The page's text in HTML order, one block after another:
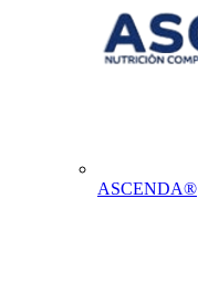
ASCENDA®